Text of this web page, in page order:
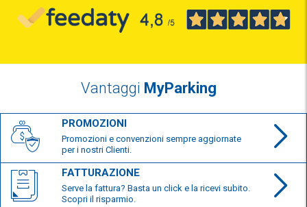
Vantaggi MyParking
PROMOZIONI
Promozioni e convenzioni sempre aggiornate
per i nostri Clienti.
FATTURAZIONE
Serve la fattura? Basta un click e la ricevi subito.
Scopri il risparmio.